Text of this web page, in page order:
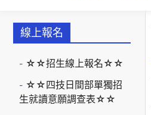
線上報名
☆☆招生線上報名☆☆
☆☆四技日間部單獨招
生就讀意願調查表☆☆